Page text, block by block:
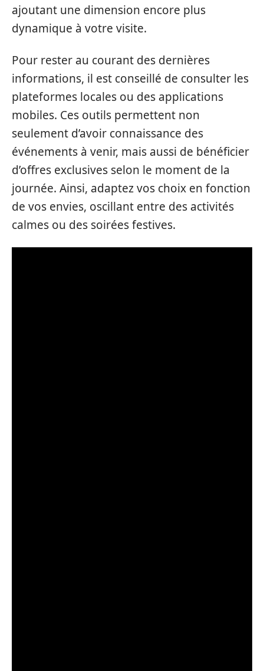
ajoutant une dimension encore plus
dynamique à votre visite.
Pour rester au courant des dernières
informations, il est conseillé de consulter les
plateformes locales ou des applications
mobiles. Ces outils permettent non
seulement d’avoir connaissance des
événements à venir, mais aussi de bénéficier
d’offres exclusives selon le moment de la
journée. Ainsi, adaptez vos choix en fonction
de vos envies, oscillant entre des activités
calmes ou des soirées festives.